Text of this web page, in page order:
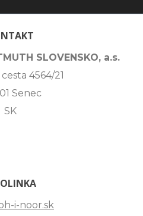
SLOVENSKO, a.s.
4564/21
Senec
SK
i-noor.sk